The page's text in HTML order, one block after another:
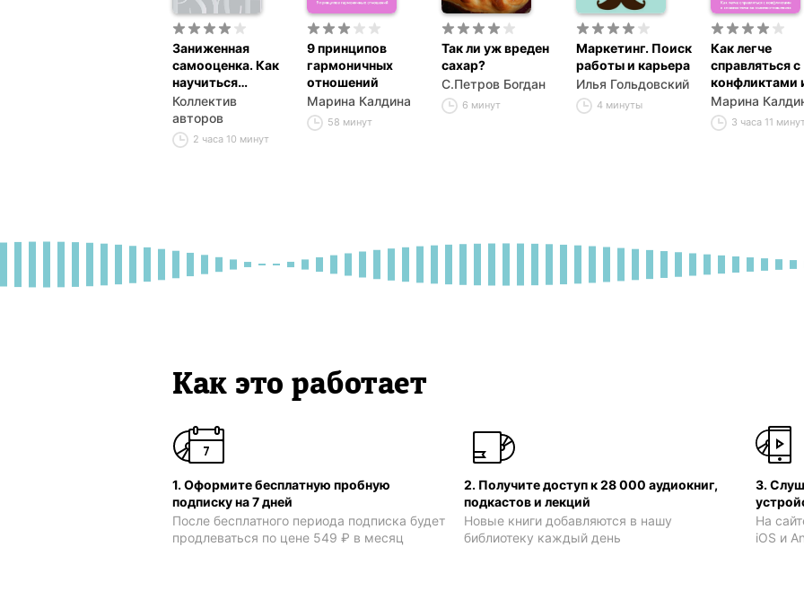
Заниженная
самооценка. Как
научиться
уважать себя?
Коллектив
авторов
2 часа 10 минут
9 принципов
гармоничных
отношений
Марина Калдина
58 минут
Так ли уж вреден
сахар?
С.Петров Богдан
6 минут
Маркетинг. Поиск
работы и карьера
Илья Гольдовский
4 минуты
Как легче
справляться с
конфликтами
сложностями
Марина
3 часа 11
Как это работает
1. Оформите бесплатную пробную
подписку на 7 дней
После бесплатного периода подписка будет
продлеваться по цене 549 ₽ в месяц
2. Получите доступ к 28 000 аудиокниг,
подкастов и лекций
Новые книги добавляются в нашу
библиотеку каждый день
3.
На
iOS и